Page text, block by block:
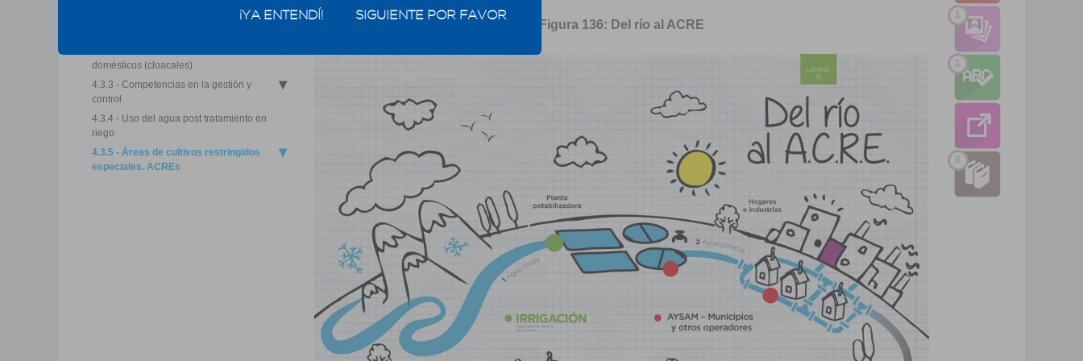
domésticos (cloacales)
4.3.3 - Competencias en la gestión y
control
4.3.4 - Uso del agua post tratamiento en
riego
4.3.5 - Áreas de cultivos restringidos
especiales. ACREs
Figura 136: Del río al ACRE
1
1
8
¡YA ENTENDÍ! SIGUIENTE POR FAVOR